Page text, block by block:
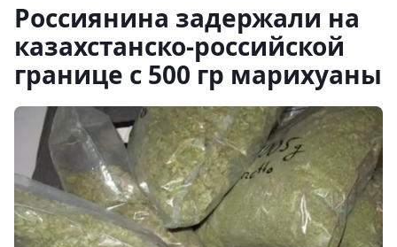
Россиянина задержали на
казахстанско-российской
границе с 500 гр марихуаны